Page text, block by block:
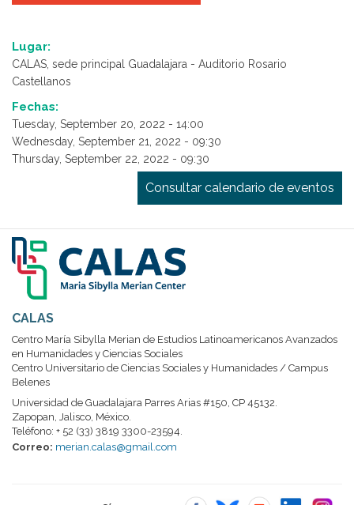
Lugar:
CALAS, sede principal Guadalajara - Auditorio Rosario
Castellanos
Fechas:
Tuesday, September 20, 2022 - 14:00
Wednesday, September 21, 2022 - 09:30
Thursday, September 22, 2022 - 09:30
Consultar calendario de eventos
CALAS
Centro María Sibylla Merian de Estudios Latinoamericanos Avanzados
en Humanidades y Ciencias Sociales
Centro Universitario de Ciencias Sociales y Humanidades / Campus
Belenes
Universidad de Guadalajara Parres Arias #150, CP 45132.
Zapopan, Jalisco, México.
Teléfono: + 52 (33) 3819 3300-23594.
Correo: merian.calas@gmail.com